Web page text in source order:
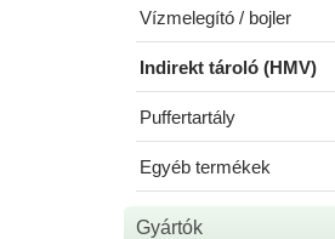
Vízmelegító / bojler
Indirekt tároló (HMV)
Puffertartály
Egyéb termékek
Gyártók